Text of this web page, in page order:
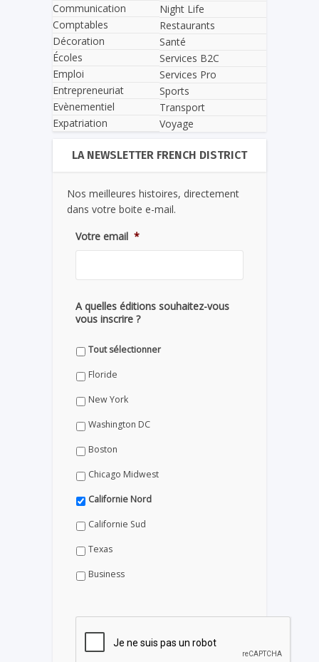
Communication
Comptables
Décoration
Écoles
Emploi
Entrepreneuriat
Evènementiel
Expatriation
Night Life
Restaurants
Santé
Services B2C
Services Pro
Sports
Transport
Voyage
LA NEWSLETTER FRENCH DISTRICT
Nos meilleures histoires, directement
dans votre boite e-mail.
Votre email *
A quelles éditions souhaitez-vous
vous inscrire ?
Tout sélectionner
Floride
New York
Washington DC
Boston
Chicago Midwest
Californie Nord
Californie Sud
Texas
Business